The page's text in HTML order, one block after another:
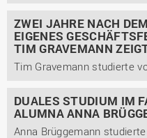
ZWEI JAHRE NACH
EIGENES
TIM GRAVEMANN
DUALES STUDIUM IM
ALUMNA ANNA